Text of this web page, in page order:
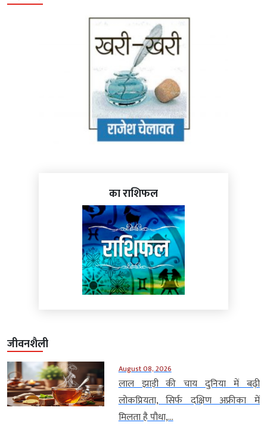
का राशिफल
जीवनशैली
August 08, 2026
लाल झाड़ी की चाय दुनिया में बढ़ी
लोकप्रियता, सिर्फ दक्षिण अफ्रीका में
मिलता है पौधा,...